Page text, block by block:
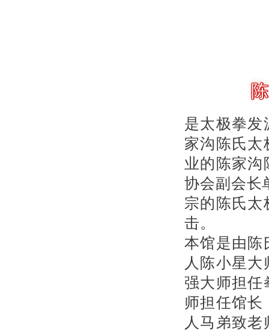
是太极拳发
家沟陈氏太
业的陈家沟
协会副会长
宗的陈氏太
击。
本馆是由陈
人陈小星
强大师担任
师担任馆长
人马弟致